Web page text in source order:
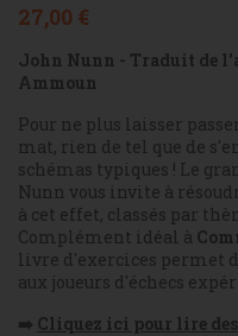
27,00 €
John Nunn - Traduit de
Ammoun
Pour ne plus laisser
mat, rien de tel que de
schémas typiques ! Le
Nunn vous invite à
à cet effet, classés par
Complément idéal à
livre d'exercices permet
aux joueurs d'échecs
➡️ Cliquez ici pour lire